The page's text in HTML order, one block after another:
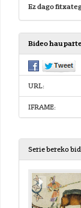
Ez dago
Bideo hau
URL:
IFRAME:
Serie bereko